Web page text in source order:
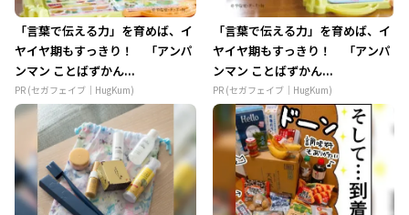
「言葉で伝える力」を育めば、イ
ヤイヤ期もすっきり！ 「アンパ
ンマン ことばずかん...
PR (セガフェイブ｜HugKum)
「言葉で伝える力」を育めば、イ
ヤイヤ期もすっきり！ 「アンパ
ンマン ことばずかん...
PR (セガフェイブ｜HugKum)